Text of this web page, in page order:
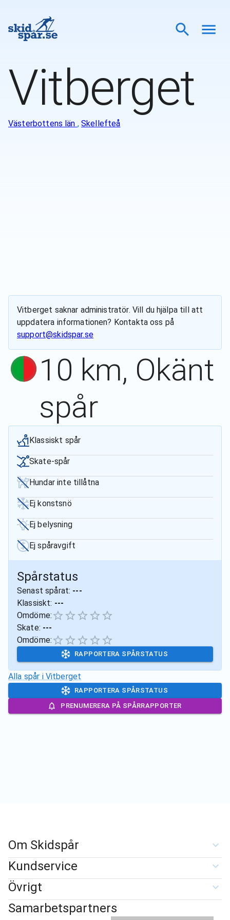
Vitberget
Västerbottens län ,Skellefteå
Vitberget saknar administratör. Vill du hjälpa till att
uppdatera informationen? Kontakta oss på
support@skidspar.se
10 km, Okänt
spår
Klassiskt spår
Skate-spår
Hundar inte tillåtna
Ej konstsnö
Ej belysning
Ej spåravgift
Spårstatus
Senast spårat: ---
Klassiskt: ---
Omdöme:
Skate: ---
Omdöme:
RAPPORTERA SPÅRSTATUS
Alla spår i Vitberget
RAPPORTERA SPÅRSTATUS
PRENUMERERA PÅ SPÅRRAPPORTER
Om Skidspår
Kundservice
Övrigt
Samarbetspartners